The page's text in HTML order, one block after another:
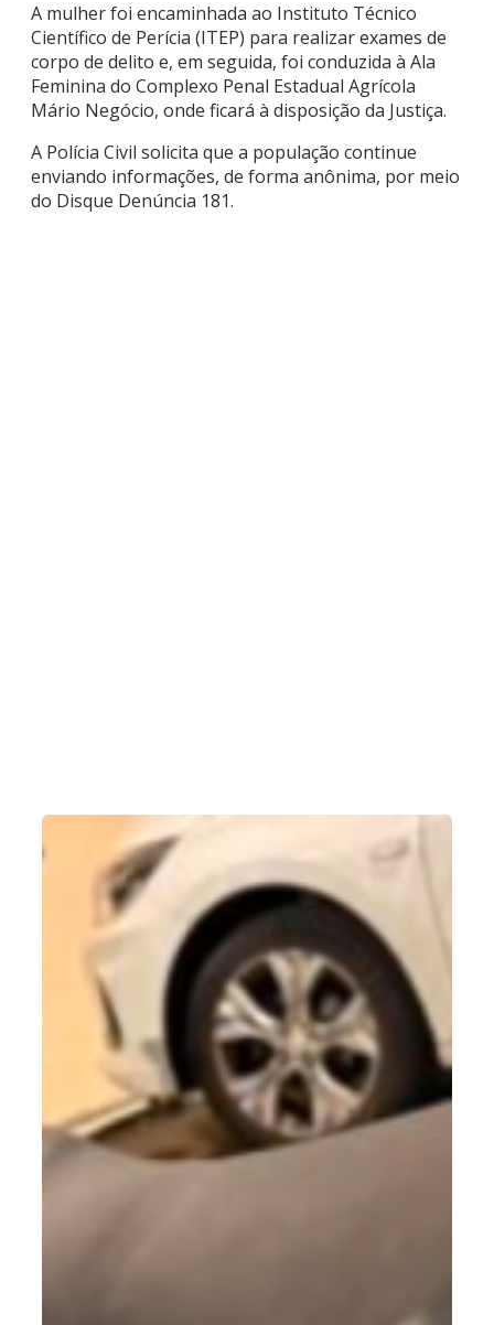
A mulher foi encaminhada ao Instituto Técnico
Científico de Perícia (ITEP) para realizar exames de
corpo de delito e, em seguida, foi conduzida à Ala
Feminina do Complexo Penal Estadual Agrícola
Mário Negócio, onde ficará à disposição da Justiça.
A Polícia Civil solicita que a população continue
enviando informações, de forma anônima, por meio
do Disque Denúncia 181.